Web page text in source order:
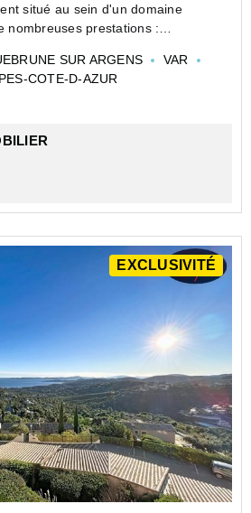
situé au sein d'un domaine
nombreuses prestations :
cet appartement ...
SUR ARGENS
VAR
COTE-D-AZUR
EXCLUSIVITÉ